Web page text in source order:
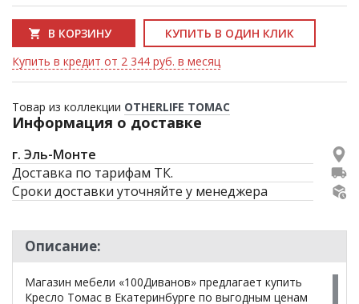
В КОРЗИНУ
КУПИТЬ В ОДИН КЛИК
Купить в кредит от 2 344 руб. в месяц
Товар из коллекции OTHERLIFE ТОМАС
Информация о доставке
г. Эль-Монте
Доставка по тарифам ТК.
Сроки доставки уточняйте у менеджера
Описание:
Магазин мебели «100Диванов» предлагает купить
Кресло Томас в Екатеринбурге по выгодным ценам